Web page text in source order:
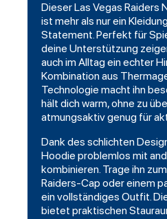
Dieser Las Vegas Raiders
ist mehr als nur ein
Statement. Perfekt für
deine Unterstützung
auch im Alltag ein echter
Kombination aus
Technologie macht ihn
hält dich warm, ohne zu
atmungsaktiv genug für
Dank des schlichten
Hoodie problemlos mit
kombinieren. Trage ihn
Raiders-Cap oder einem
ein vollständiges Outfit.
bietet praktischen